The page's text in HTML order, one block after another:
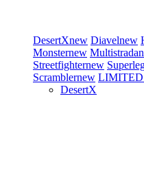
DesertXnew Diavelnew
Monsternew Multistrada
Streetfighternew
Scramblernew LIMITED
DesertX